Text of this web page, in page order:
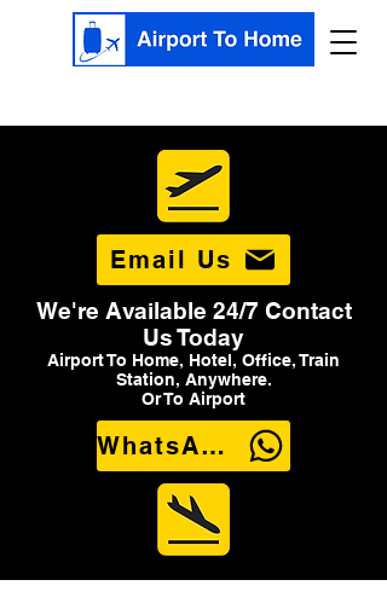
Email Us
We're Available 24/7 Contact
Us Today
Airport To Home, Hotel, Office, Train
Station, Anywhere.
Or To Airport
WhatsApp Us